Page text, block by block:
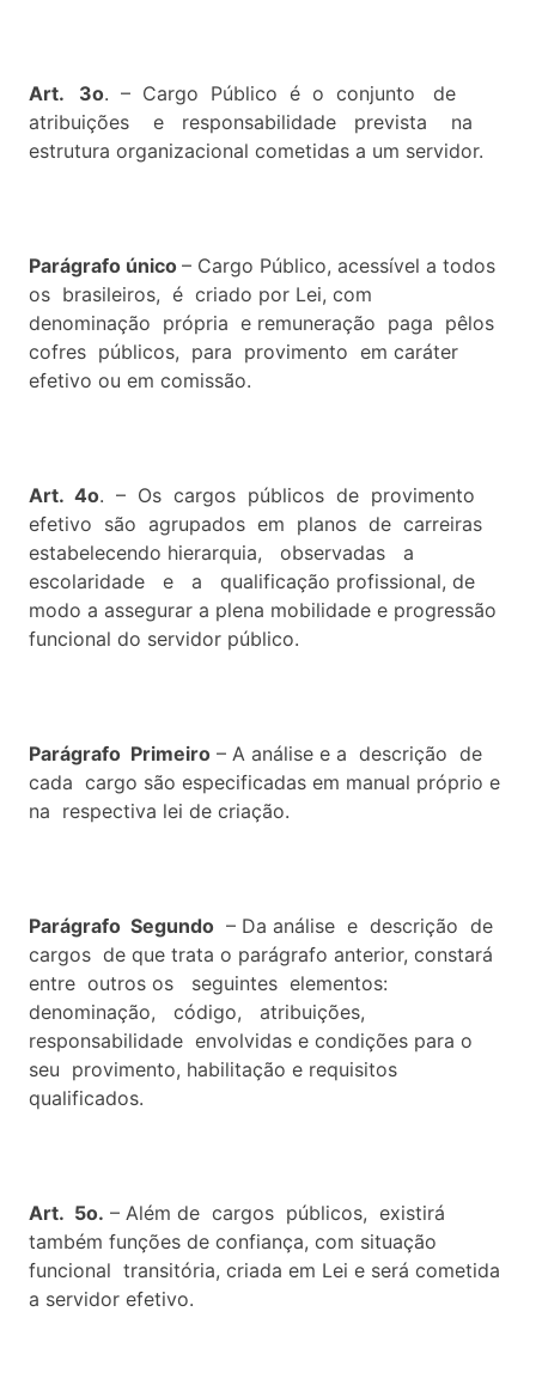
Art. 3o. – Cargo Público é o conjunto de
atribuições e responsabilidade prevista na
estrutura organizacional cometidas a um servidor.
Parágrafo único – Cargo Público, acessível a todos
os brasileiros, é criado por Lei, com
denominação própria e remuneração paga pêlos
cofres públicos, para provimento em caráter
efetivo ou em comissão.
Art. 4o. – Os cargos públicos de provimento
efetivo são agrupados em planos de carreiras
estabelecendo hierarquia, observadas a
escolaridade e a qualificação profissional, de
modo a assegurar a plena mobilidade e progressão
funcional do servidor público.
Parágrafo Primeiro – A análise e a descrição de
cada cargo são especificadas em manual próprio e
na respectiva lei de criação.
Parágrafo Segundo – Da análise e descrição de
cargos de que trata o parágrafo anterior, constará
entre outros os seguintes elementos:
denominação, código, atribuições,
responsabilidade envolvidas e condições para o
seu provimento, habilitação e requisitos
qualificados.
Art. 5o. – Além de cargos públicos, existirá
também funções de confiança, com situação
funcional transitória, criada em Lei e será cometida
a servidor efetivo.